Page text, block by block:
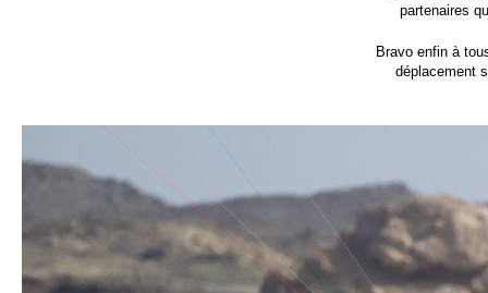
partenaires
Bravo enfin à
déplacement